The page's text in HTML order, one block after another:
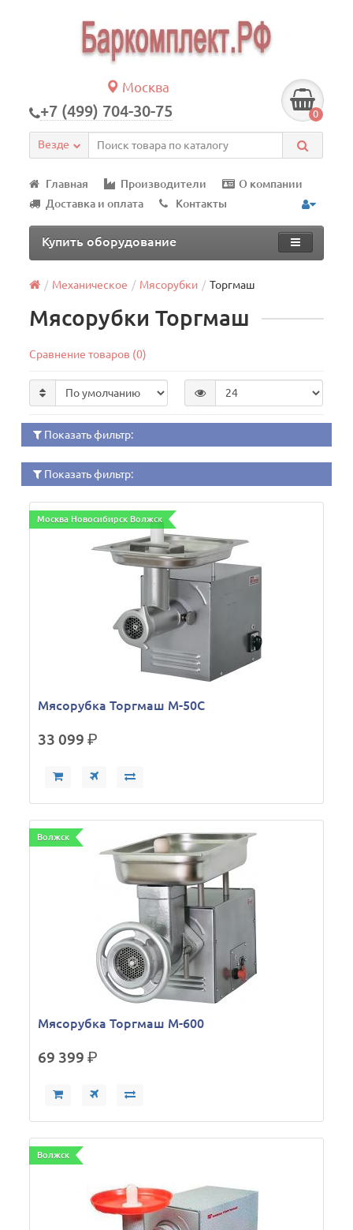
Москва
+7 (499) 704-30-75 0
Везде
Главная Производители
О компании
Доставка и оплата
Контакты
Купить оборудование
Механическое Мясорубки Торгмаш
Мясорубки Торгмаш
Сравнение товаров (0)
Показать фильтр:
Показать фильтр:
Москва Новосибирск Волжск
Мясорубка Торгмаш М-50С
33 099р.
Волжск
Мясорубка Торгмаш М-600
69 399р.
Волжск